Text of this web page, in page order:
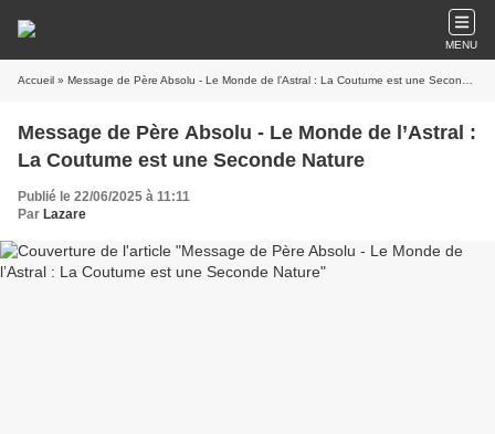
MENU
Accueil » Message de Père Absolu - Le Monde de l’Astral : La Coutume est une Seconde Nature
Message de Père Absolu - Le Monde de l’Astral :
La Coutume est une Seconde Nature
Publié le 22/06/2025 à 11:11
Par Lazare